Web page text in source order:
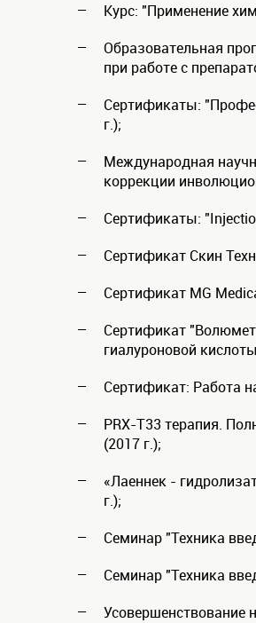
Курс: "Применение
Образовательная
при работе с
Сертификаты:
г.);
Международная
коррекции
Сертификаты:
Сертификат Скин
Сертификат MG
Сертификат
гиалуроновой
Сертификат: Работа
PRX-T33 терапия.
(2017 г.);
«Лаеннек -
г.);
Семинар "Техника
Семинар "Техника
Усовершенствование